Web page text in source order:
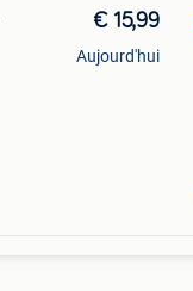
€ 15,99
Aujourd'hui